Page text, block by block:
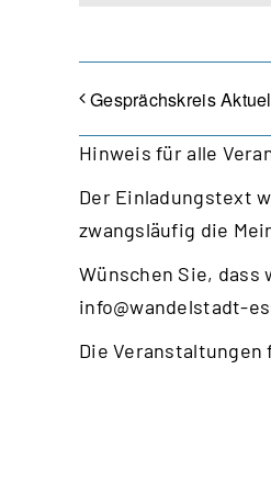
Gesprächskreis
Hinweis für alle
Der Einladungstext
zwangsläufig die
Wünschen Sie, dass
info@wandelstadt-
Die